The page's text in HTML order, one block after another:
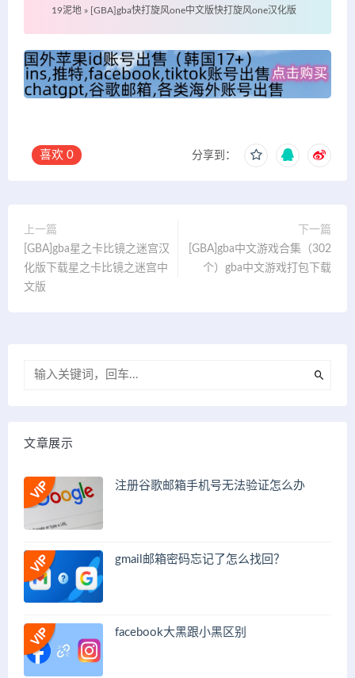
19泥地 » [GBA]gba快打旋风one中文版快打旋风one汉化版
喜欢 0 分享到：
上一篇
[GBA]gba星之卡比镜之迷宫汉
化版下载星之卡比镜之迷宫中
文版
下一篇
[GBA]gba中文游戏合集（302
个）gba中文游戏打包下载
文章展示
注册谷歌邮箱手机号无法验证怎么办
gmail邮箱密码忘记了怎么找回？
facebook大黑跟小黑区别